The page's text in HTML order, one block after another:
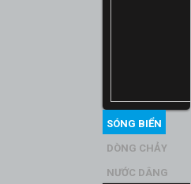
SÓNG BIỂN
DÒNG CHẢY
NƯỚC DÂNG